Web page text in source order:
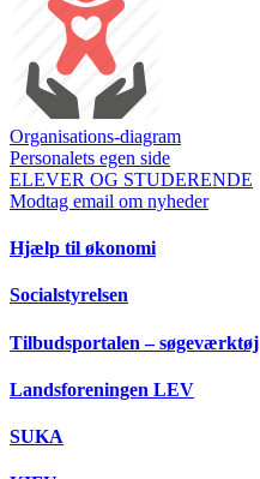
Organisations-diagram
Personalets egen side
ELEVER OG STUDERENDE
Modtag email om nyheder
Hjælp til økonomi
Socialstyrelsen
Tilbudsportalen – søgeværktøj
Landsforeningen LEV
SUKA